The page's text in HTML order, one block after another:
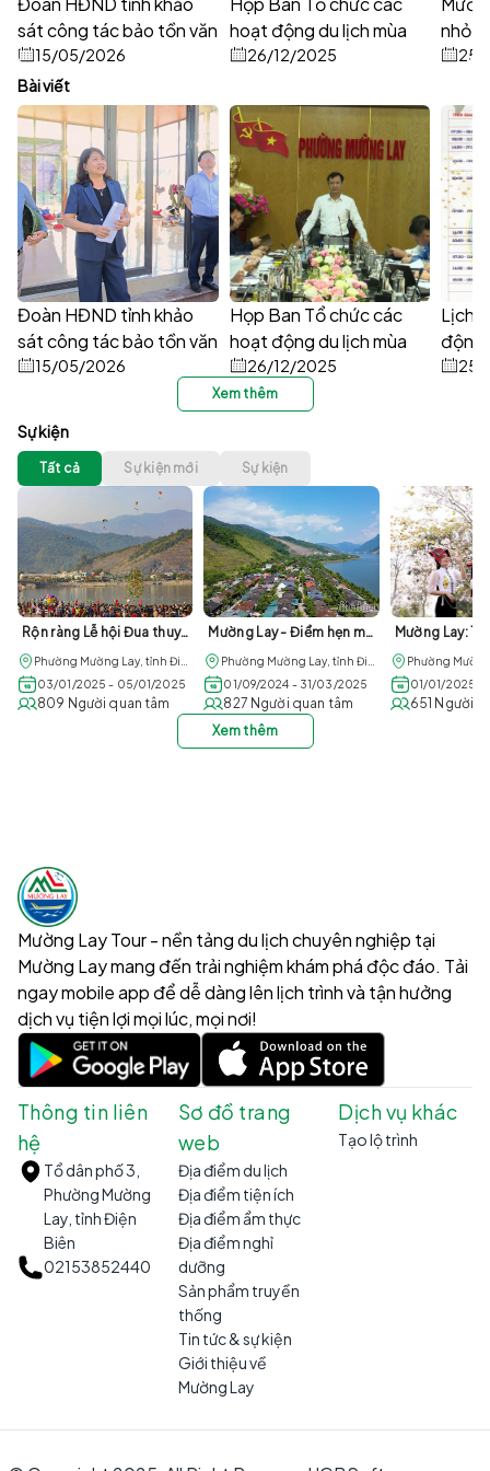
sát công tác bảo tồn văn
hóa gắn với phát triển du
lịch tại phường Mường
Lay
15/05/2026
hoạt động du lịch mùa
nước nổi trên sông Đà
26/12/2025
nhỏ
25/
Bài viết
Đoàn HĐND tỉnh khảo
sát công tác bảo tồn văn
hóa gắn với phát triển du
Lay
15/05/2026
Họp Ban Tổ chức các
hoạt động du lịch mùa
nước nổi trên sông Đà
năm 2025–2026
26/12/2025
Lịch
động
Đuôi
25/
Xem thêm
Sự kiện
Tất cả Sự kiện mới Sự kiện
Rộn ràng Lễ hội Đua thuyền đuôi én tại Mường Lay đầu năm mới 2025
Phường Mường Lay, tỉnh Điện Biên
03/01/2025 - 05/01/2025
809 Người quan tâm
Mường Lay - Điểm hẹn mùa nước nổi
Phường Mường Lay, tỉnh Điện Biên
01/09/2024 - 31/03/2025
827 Người quan tâm
01/01/2025 -
651 Người
Xem thêm
Mường Lay Tour - nền tảng du lịch chuyên nghiệp tại
Mường Lay mang đến trải nghiệm khám phá độc đáo. Tải
ngay mobile app để dễ dàng lên lịch trình và tận hưởng
dịch vụ tiện lợi mọi lúc, mọi nơi!
Thông tin liên
hệ
Tổ dân phố 3,
Phường Mường
Lay, tỉnh Điện
Biên
02153852440
Sơ đồ trang
web
Địa điểm du lịch
Địa điểm tiện ích
Địa điểm ẩm thực
Địa điểm nghỉ
dưỡng
Sản phẩm truyền
thống
Tin tức & sự kiện
Giới thiệu về
Mường Lay
Dịch vụ khác
Tạo lộ trình